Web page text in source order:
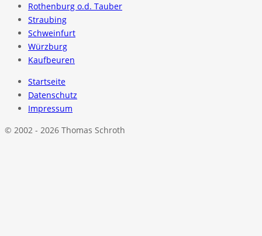
Rothenburg o.d. Tauber
Straubing
Schweinfurt
Würzburg
Kaufbeuren
Startseite
Datenschutz
Impressum
© 2002 - 2026 Thomas Schroth